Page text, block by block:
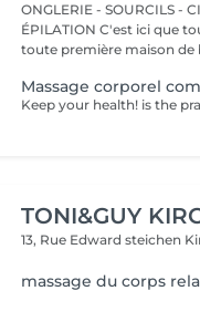
ONGLERIE - SOURCILS -
ÉPILATION C'est ici que tout a commencé. Depuis 2022, Merl est la
toute première maison de
Massage corporel
TONI&GUY
13, Rue Edward steichen
massage du corps